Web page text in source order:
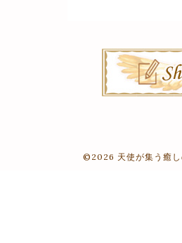
©2026 天使が集う癒